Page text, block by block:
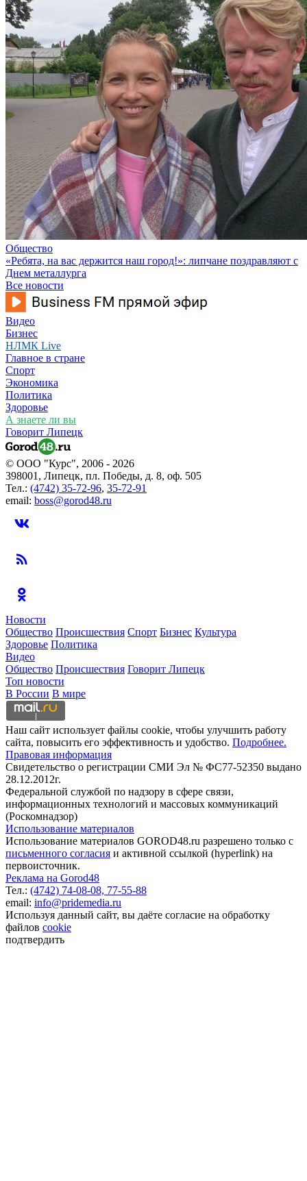
Общество
«Ребята, на вас держится наш город!»: липчане поздравляют с
Днем металлурга
Все новости
Видео
Бизнес
НЛМК Live
Главное в стране
Спорт
Экономика
Политика
Здоровье
А знаете ли вы
Говорит Липецк
© ООО "Курс", 2006 - 2026
398001, Липецк, пл. Победы, д. 8, оф. 505
Тел.: (4742) 35-72-96, 35-72-91
email: boss@gorod48.ru
Новости
Общество Происшествия Спорт Бизнес Культура
Здоровье Политика
Видео
Общество Происшествия Говорит Липецк
Топ новости
В России В мире
Наш сайт использует файлы cookie, чтобы улучшить работу
сайта, повысить его эффективность и удобство. Подробнее.
Правовая информация
Свидетельство о регистрации СМИ Эл № ФС77-52350 выдано
28.12.2012г.
Федеральной службой по надзору в сфере связи,
информационных технологий и массовых коммуникаций
(Роскомнадзор)
Использование материалов
Использование материалов GOROD48.ru разрешено только с
письменного согласия и активной ссылкой (hyperlink) на
первоисточник.
Реклама на Gorod48
Тел.: (4742) 74-08-08, 77-55-88
email: info@pridemedia.ru
Используя данный сайт, вы даёте согласие на обработку
файлов cookie
подтвердить